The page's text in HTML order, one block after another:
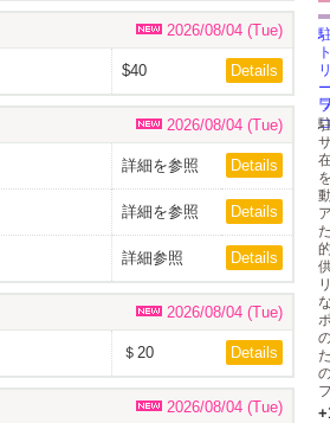
2026/08/04 (Tue)
$40 Details
2026/08/04 (Tue)
詳細を参照 Details
詳細を参照 Details
詳細参照 Details
2026/08/04 (Tue)
＄20 Details
2026/08/04 (Tue)